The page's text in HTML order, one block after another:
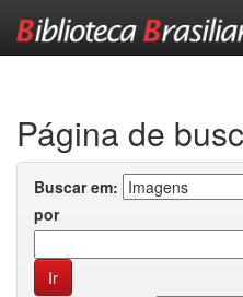
Página de
Buscar em:
por